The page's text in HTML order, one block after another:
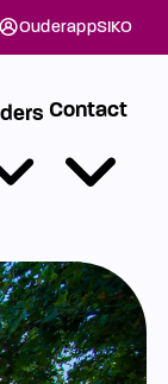
OuderappSIKO
Contact